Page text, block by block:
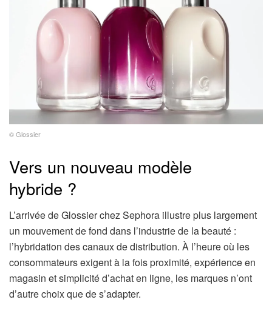
© Glossier
Vers un nouveau modèle
hybride ?
L’arrivée de Glossier chez Sephora illustre plus largement
un mouvement de fond dans l’industrie de la beauté :
l’hybridation des canaux de distribution. À l’heure où les
consommateurs exigent à la fois proximité, expérience en
magasin et simplicité d’achat en ligne, les marques n’ont
d’autre choix que de s’adapter.